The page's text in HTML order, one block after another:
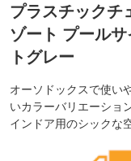
プラスチックチ
ゾート プール
トグレー
オーソドックスで使い
いカラーバリエーショ
インドア用のシックな